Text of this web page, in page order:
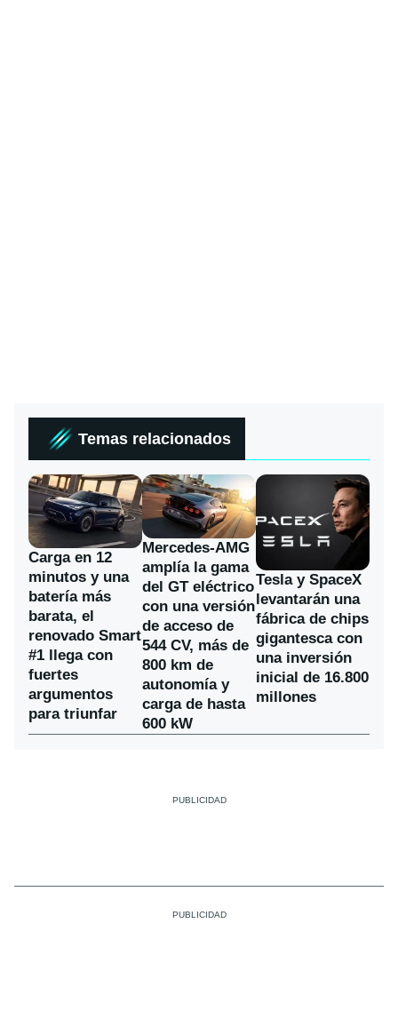
Temas relacionados
Carga en 12
minutos y una
batería más
barata, el
renovado Smart
#1 llega con
fuertes
argumentos
para triunfar
Mercedes-AMG
amplía la gama
del GT eléctrico
con una versión
de acceso de
544 CV, más de
800 km de
autonomía y
carga de hasta
600 kW
Tesla y SpaceX
levantarán una
fábrica de chips
gigantesca con
una inversión
inicial de 16.800
millones